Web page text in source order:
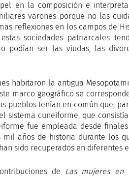
en la composición e
varones porque no las
reflexiones en los campos de
sociedades patriarcales
podían ser las viudas, las
habitaron la antigua
marco geográfico se
pueblos tenían en común que,
sistema cuneiforme, que
fue empleada desde
mil años de historia durante los
sido recuperados en diferentes
de Las mujeres en